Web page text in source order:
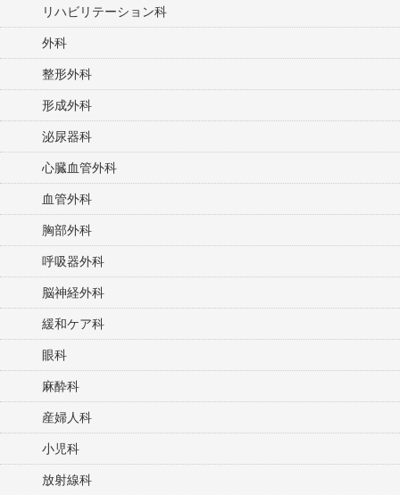
リハビリテーション科
外科
整形外科
形成外科
泌尿器科
心臓血管外科
血管外科
胸部外科
呼吸器外科
脳神経外科
緩和ケア科
眼科
麻酔科
産婦人科
小児科
放射線科